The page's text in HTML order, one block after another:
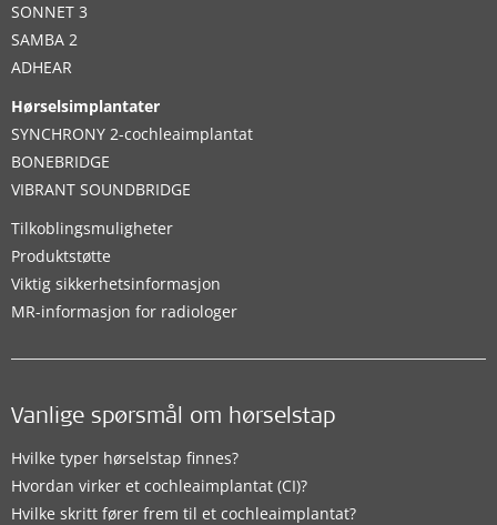
SONNET 3
SAMBA 2
ADHEAR
Hørselsimplantater
SYNCHRONY 2-cochleaimplantat
BONEBRIDGE
VIBRANT SOUNDBRIDGE
Tilkoblingsmuligheter
Produktstøtte
Viktig sikkerhetsinformasjon
MR-informasjon for radiologer
Vanlige spørsmål om hørselstap
Hvilke typer hørselstap finnes?
Hvordan virker et cochleaimplantat (CI)?
Hvilke skritt fører frem til et cochleaimplantat?